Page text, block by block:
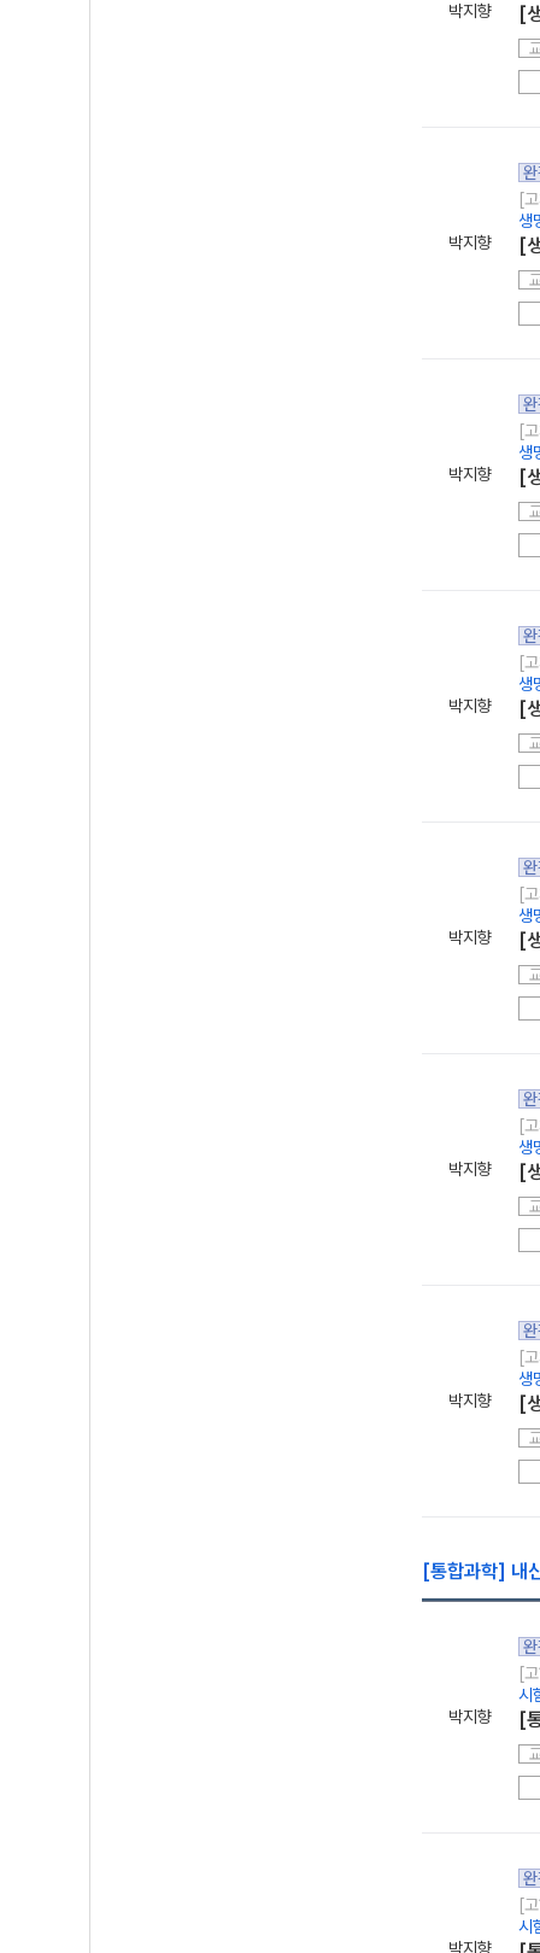
박지향 [
박지향
[
생
[
박지향
[
생
[
박지향
[
생
[
박지향
[
생
[
박지향
[
생
[
박지향
[
생
[
[통합과학] 내
박지향
[
시
[
박지향
[
시